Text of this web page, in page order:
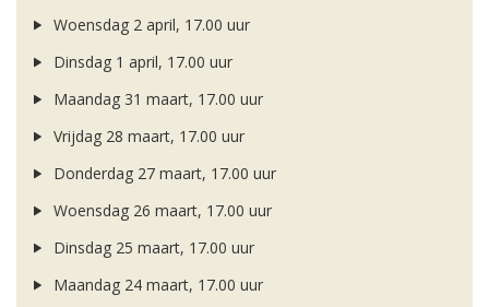
Woensdag 2 april, 17.00 uur
Dinsdag 1 april, 17.00 uur
Maandag 31 maart, 17.00 uur
Vrijdag 28 maart, 17.00 uur
Donderdag 27 maart, 17.00 uur
Woensdag 26 maart, 17.00 uur
Dinsdag 25 maart, 17.00 uur
Maandag 24 maart, 17.00 uur